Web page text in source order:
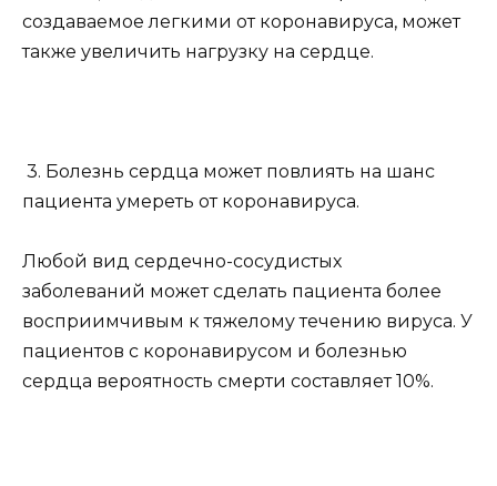
создаваемое легкими от коронавируса, может
также увеличить нагрузку на сердце.
3. Болезнь сердца может повлиять на шанс
пациента умереть от коронавируса.
Любой вид сердечно-сосудистых
заболеваний может сделать пациента более
восприимчивым к тяжелому течению вируса. У
пациентов с коронавирусом и болезнью
сердца вероятность смерти составляет 10%.